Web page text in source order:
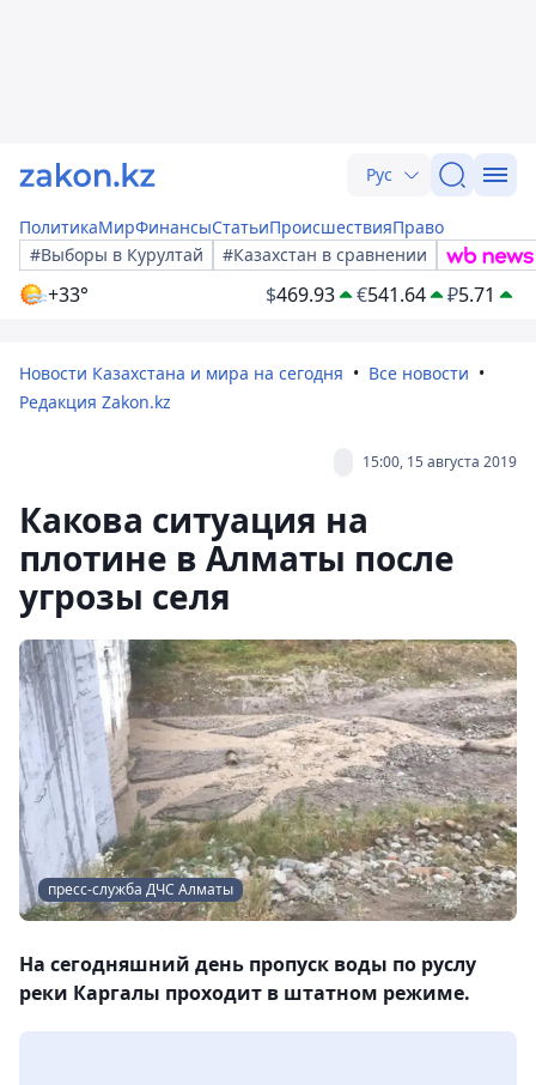
Рус
ПолитикаМирФинансыСтатьиПроисшествияПраво
#Выборы в Курултай
#Казахстан в сравнении
+33° $469.93 €541.64 ₽5.71
Новости Казахстана и мира на сегодня
Все новости
Редакция Zakon.kz
15:00, 15 августа 2019
Какова ситуация на
плотине в Алматы после
угрозы селя
пресс-служба ДЧС Алматы
На сегодняшний день пропуск воды по руслу
реки Каргалы проходит в штатном режиме.